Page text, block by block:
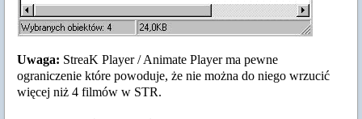
Uwaga: StreaK Player / Animate Player ma pewne
ograniczenie które powoduje, że nie można do niego wrzucić
więcej niż 4 filmów w STR.